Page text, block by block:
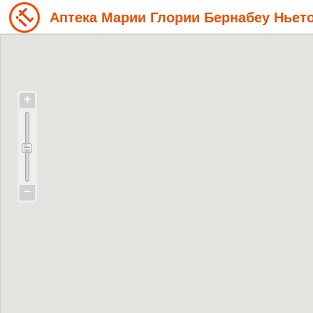
Аптека Марии Глории Бернабеу
+
−